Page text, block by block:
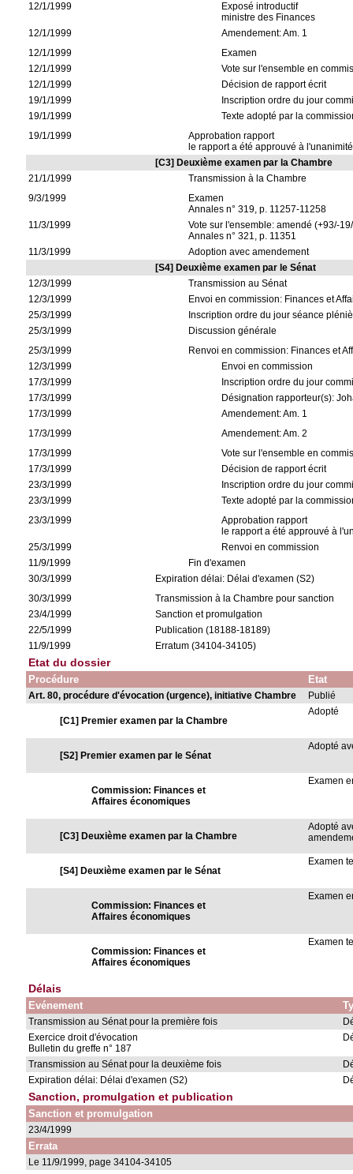
12/1/1999
Exposé introductif
ministre des Finances
12/1/1999
Amendement: Am. 1
12/1/1999
Examen
12/1/1999
Vote sur l'ensemble en
12/1/1999
Décision de rapport écrit
19/1/1999
Inscription ordre du jour
19/1/1999
Texte adopté par la
19/1/1999
Approbation rapport
le rapport a été approuvé à
[C3] Deuxième examen par la Chambre
21/1/1999
Transmission à la Chambre
9/3/1999
Examen
Annales n° 319, p. 11257-11258
11/3/1999
Vote sur l'ensemble: amendé (+93/-
Annales n° 321, p. 11351
11/3/1999
Adoption avec amendement
[S4] Deuxième examen par le Sénat
12/3/1999
Transmission au Sénat
12/3/1999
Envoi en commission: Finances et
25/3/1999
Inscription ordre du jour séance
25/3/1999
Discussion générale
25/3/1999
Renvoi en commission: Finances et
12/3/1999
Envoi en commission
17/3/1999
Inscription ordre du jour
17/3/1999
Désignation rapporteur(s):
17/3/1999
Amendement: Am. 1
17/3/1999
Amendement: Am. 2
17/3/1999
Vote sur l'ensemble en
17/3/1999
Décision de rapport écrit
23/3/1999
Inscription ordre du jour
23/3/1999
Texte adopté par la
23/3/1999
Approbation rapport
le rapport a été approuvé à
25/3/1999
Renvoi en commission
11/9/1999
Fin d'examen
30/3/1999
Expiration délai: Délai d'examen (S2)
30/3/1999
Transmission à la Chambre pour sanction
23/4/1999
Sanction et promulgation
22/5/1999
Publication (18188-18189)
11/9/1999
Erratum (34104-34105)
Etat du dossier
Procédure Etat
Art. 80, procédure d'évocation (urgence), initiative Chambre Publié
[C1] Premier examen par la Chambre
Adopté
[S2] Premier examen par le Sénat
Adopté
Commission: Finances et
Affaires économiques
Examen
[C3] Deuxième examen par la Chambre
Adopté
[S4] Deuxième examen par le Sénat
Examen
Commission: Finances et
Affaires économiques
Examen
Commission: Finances et
Affaires économiques
Examen
Délais
Evénement
Transmission au Sénat pour la première fois
Exercice droit d'évocation
Bulletin du greffe n° 187
Transmission au Sénat pour la deuxième fois
Expiration délai: Délai d'examen (S2)
Sanction, promulgation et publication
Sanction et promulgation
23/4/1999
Errata
Le 11/9/1999, page 34104-34105